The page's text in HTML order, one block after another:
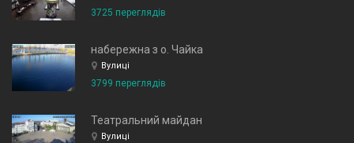
3725 переглядів
набережна з о. Чайка
Вулиці
3799 переглядів
Театральний майдан
Вулиці